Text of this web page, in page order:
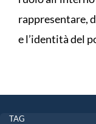
rappresentare,
e l’identità del
TAG